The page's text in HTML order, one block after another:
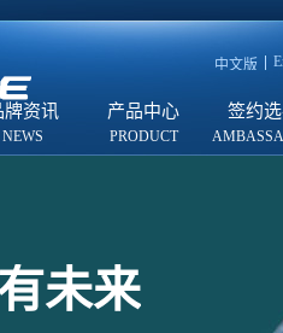
中文版
牌资讯 产品中心 签约
未来